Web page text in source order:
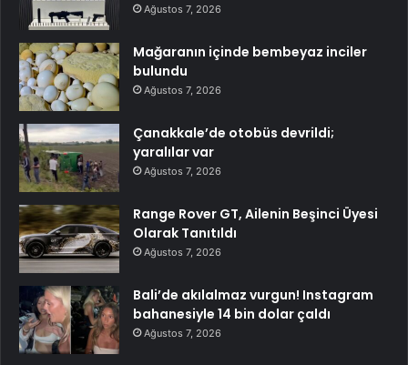
Ağustos 7, 2026
Mağaranın içinde bembeyaz inciler
bulundu
Ağustos 7, 2026
Çanakkale’de otobüs devrildi;
yaralılar var
Ağustos 7, 2026
Range Rover GT, Ailenin Beşinci Üyesi
Olarak Tanıtıldı
Ağustos 7, 2026
Bali’de akılalmaz vurgun! Instagram
bahanesiyle 14 bin dolar çaldı
Ağustos 7, 2026